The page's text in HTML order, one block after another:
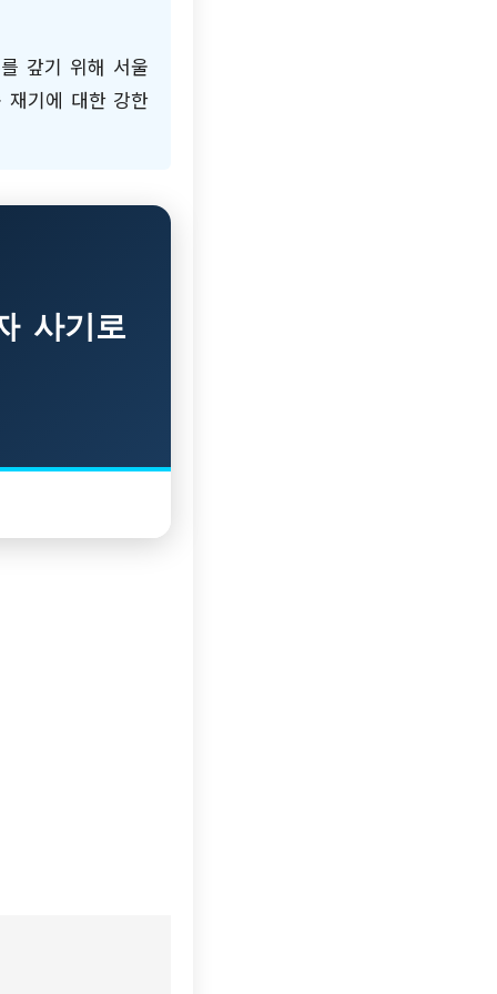
갚기 위해 서울
재기에 대한 강한
사기로